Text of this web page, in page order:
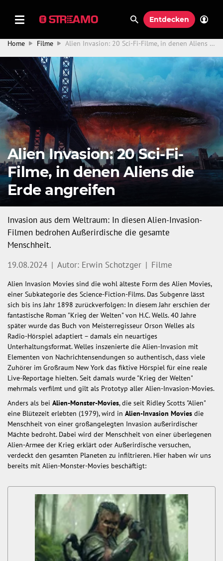
Entdecken
Home Filme Alien Invasion: 20 Sci-Fi-Filme, in denen Aliens die Erde angreifen
Alien Invasion: 20 Sci-Fi-
Filme, in denen Aliens die
Erde angreifen
Invasion aus dem Weltraum: In diesen Alien-Invasion-
Filmen bedrohen Außerirdische die gesamte
Menschheit.
19.08.2024 | Autor: Erwin Schotzger | Filme
Alien Invasion Movies sind die wohl älteste Form des Alien Movies,
einer Subkategorie des Science-Fiction-Films. Das Subgenre lässt
sich bis ins Jahr 1898 zurückverfolgen: In diesem Jahr erschien der
fantastische Roman "Krieg der Welten" von H.C. Wells. 40 Jahre
später wurde das Buch von Meisterregisseur Orson Welles als
Radio-Hörspiel adaptiert – damals ein neuartiges
Unterhaltungsformat. Welles inszenierte die Alien-Invasion mit
Elementen von Nachrichtensendungen so authentisch, dass viele
Zuhörer im Großraum New York das fiktive Hörspiel für eine reale
Live-Reportage hielten. Seit damals wurde "Krieg der Welten"
mehrmals verfilmt und gilt als Prototyp aller Alien-Invasion-Movies.
Anders als bei Alien-Monster-Movies, die seit Ridley Scotts "Alien"
eine Blütezeit erlebten (1979), wird in Alien-Invasion Movies die
Menschheit von einer großangelegten Invasion außerirdischer
Mächte bedroht. Dabei wird der Menschheit von einer überlegenen
Alien-Armee der Krieg erklärt oder Außerirdische versuchen,
verdeckt den gesamten Planeten zu infiltrieren. Hier haben wir uns
bereits mit Alien-Monster-Movies beschäftigt: